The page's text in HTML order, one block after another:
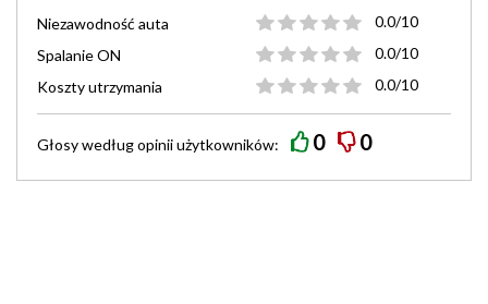
Niezawodność auta
0.0/10
Spalanie ON
0.0/10
Koszty utrzymania
0.0/10
Głosy wedługopiniiużytkowników: 0 0